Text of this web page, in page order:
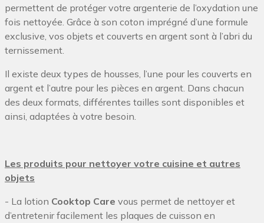
permettent de protéger votre argenterie de l’oxydation une
fois nettoyée. Grâce à son coton imprégné d’une formule
exclusive, vos objets et couverts en argent sont à l’abri du
ternissement.
Il existe deux types de housses, l’une pour les couverts en
argent et l’autre pour les pièces en argent. Dans chacun
des deux formats, différentes tailles sont disponibles et
ainsi, adaptées à votre besoin.
Les produits pour nettoyer votre cuisine et autres
objets
- La lotion Cooktop Care vous permet de nettoyer et
d’entretenir facilement les plaques de cuisson en